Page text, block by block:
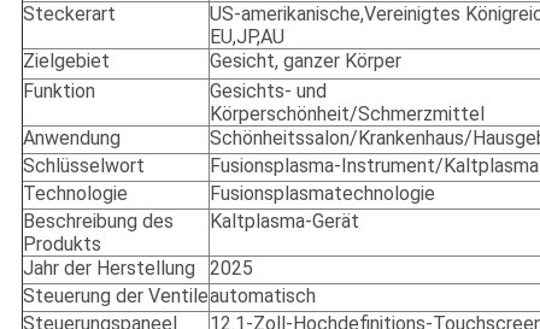
Steckerart
US-amerikanische,Vereinigtes
EU,JP,AU
Zielgebiet
Gesicht, ganzer Körper
Funktion
Gesichts- und
Körperschönheit/Schmerzmittel
Anwendung
Schönheitssalon/Krankenhaus/
Schlüsselwort
Fusionsplasma-Instrument/
Technologie
Fusionsplasmatechnologie
Beschreibung des
Produkts
Kaltplasma-Gerät
Jahr der Herstellung
2025
Steuerung der Ventileautomatisch
Steuerungspaneel
12.1-Zoll-Hochdefinitions-